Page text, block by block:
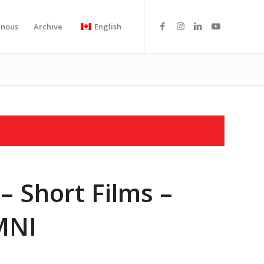
Archive English
Short Films –